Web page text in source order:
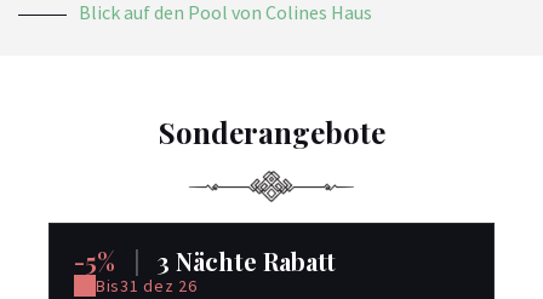
Blick auf den Pool von Colines Haus
Sonderangebote
-5% 3 Nächte Rabatt
Bis31 dez 26